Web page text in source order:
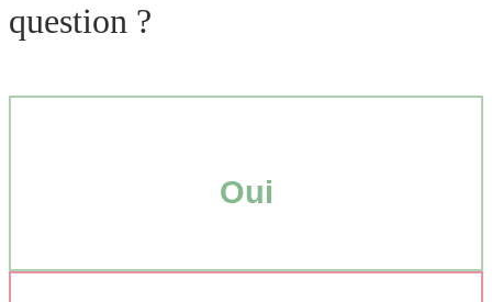
question ?
Oui